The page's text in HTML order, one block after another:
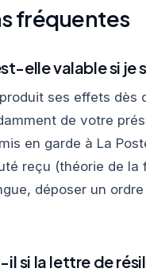
fréquentes
elle valable si je
ses effets
de votre
en garde à La
reçu (théorie de
déposer un
si la lettre de